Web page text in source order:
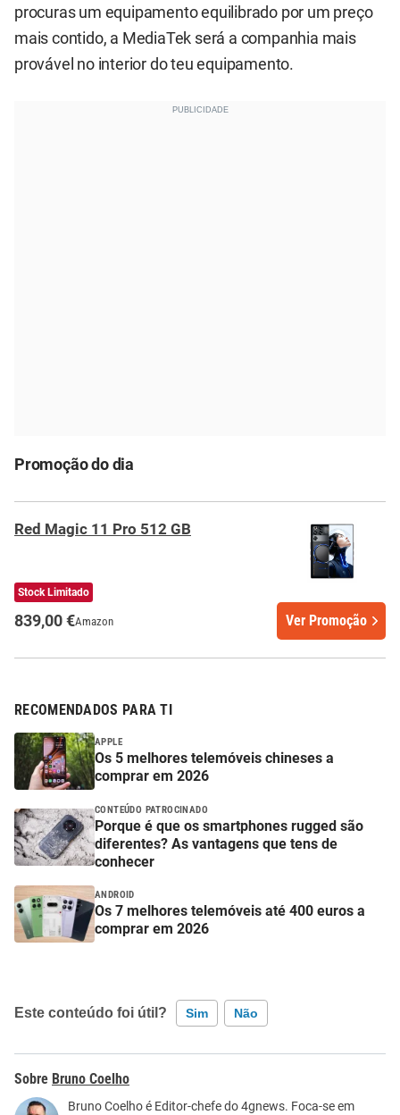
procuras um equipamento equilibrado por um preço
mais contido, a MediaTek será a companhia mais
provável no interior do teu equipamento.
Promoção do dia
Red Magic 11 Pro 512 GB
Stock Limitado
839,00 €Amazon Ver Promoção
RECOMENDADOS PARA TI
APPLE
Os 5 melhores telemóveis chineses a
comprar em 2026
CONTEÚDO PATROCINADO
Porque é que os smartphones rugged são
diferentes? As vantagens que tens de
conhecer
ANDROID
Os 7 melhores telemóveis até 400 euros a
comprar em 2026
Este conteúdo foi útil? Sim Não
Este conteúdo não tem a informação que procuro
Bruno Coelho
Bruno Coelho é Editor-chefe do 4gnews. Foca-se em